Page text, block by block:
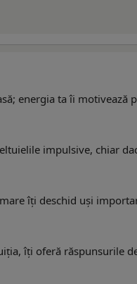
energia ta îi motivează
impulsive, chiar
îți deschid uși
îți oferă răspunsurile